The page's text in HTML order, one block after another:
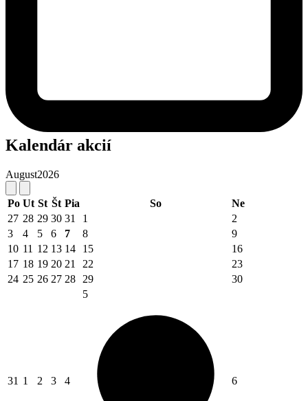
Kalendár akcií
August2026
Po Ut St Št Pia So
Ne
27 28 29 30 31 1
2
3
4 5 6 7 8
9
10 11 12 13 14 15
16
17 18 19 20 21 22
23
24 25 26 27 28 29 30
31 1 2 3 4
5
6